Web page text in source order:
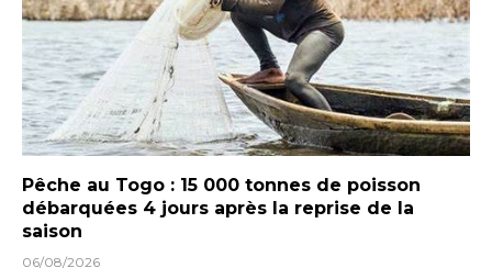
Pêche au Togo : 15 000 tonnes de poisson
débarquées 4 jours après la reprise de la
saison
06/08/2026